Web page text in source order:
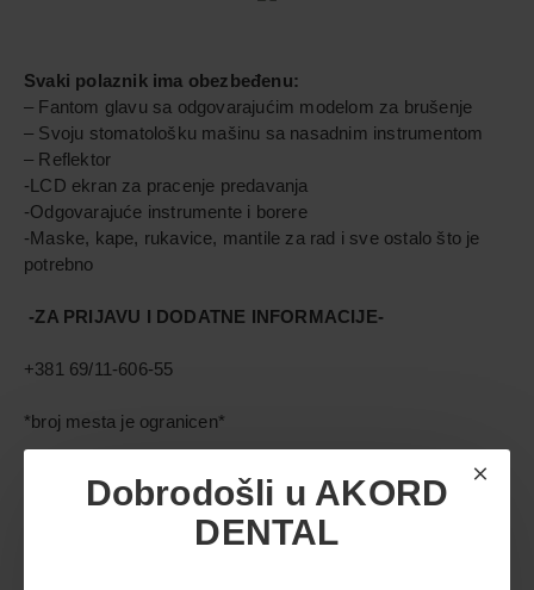
Dobrodošli u AKORD
DENTAL
Svaki polaznik ima obezbeđenu:
– Fantom glavu sa odgovarajućim modelom za brušenje
– Svoju stomatološku mašinu sa nasadnim instrumentom
– Reflektor
-LCD ekran za pracenje predavanja
-Odgovarajuće instrumente i borere
-Maske, kape, rukavice, mantile za rad i sve ostalo što je
potrebno
-ZA PRIJAVU I DODATNE INFORMACIJE-
+381 69/11-606-55
*broj mesta je ogranicen*
Kurs: PREPARACIJA ZUBA ZA KERAMIčKE NADOKNADE
Predavač: Profesor doktor Aleksandar Todorović